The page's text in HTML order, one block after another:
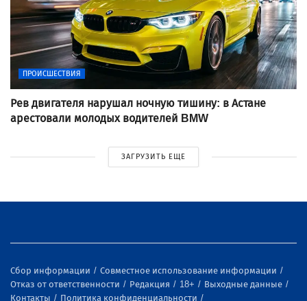
ПРОИСШЕСТВИЯ
Рев двигателя нарушал ночную тишину: в Астане
арестовали молодых водителей BMW
ЗАГРУЗИТЬ ЕЩЕ
Сбор информации
Совместное использование информации
Отказ от ответственности
Редакция 18+
Выходные данные
Контакты
Политика конфиденциальности